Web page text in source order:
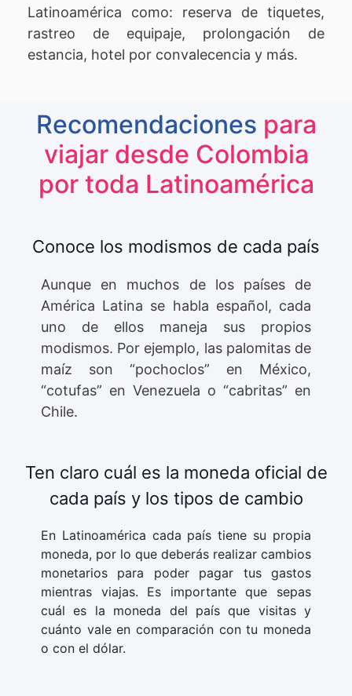
Latinoamérica como: reserva de tiquetes,
rastreo de equipaje, prolongación de
estancia, hotel por convalecencia y más.
Recomendaciones para
viajar desde Colombia
por toda Latinoamérica
Conoce los modismos de cada país
Aunque en muchos de los países de
América Latina se habla español, cada
uno de ellos maneja sus propios
modismos. Por ejemplo, las palomitas de
maíz son “pochoclos” en México,
“cotufas” en Venezuela o “cabritas” en
Chile.
Ten claro cuál es la moneda oficial de
cada país y los tipos de cambio
En Latinoamérica cada país tiene su propia
moneda, por lo que deberás realizar cambios
monetarios para poder pagar tus gastos
mientras viajas. Es importante que sepas
cuál es la moneda del país que visitas y
cuánto vale en comparación con tu moneda
o con el dólar.